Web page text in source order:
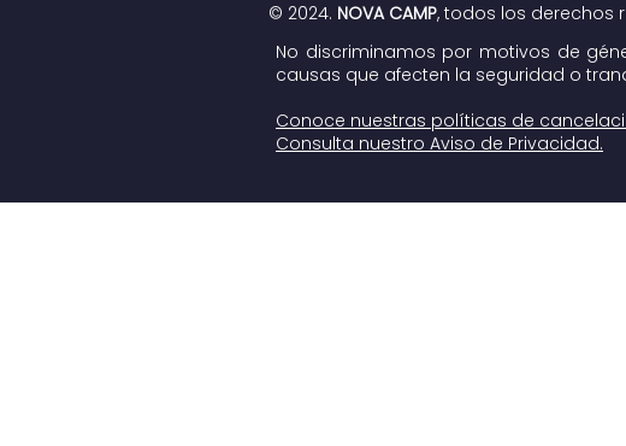
© 2024. NOVA CAMP, todos los derechos
No discriminamos por motivos de
causas que afecten la seguridad o
Conoce nuestras políticas de
Consulta nuestro Aviso de Privacidad.